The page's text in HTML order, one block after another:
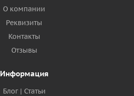
О компании
Реквизиты
Контакты
Отзывы
Информация
Блог | Статьи